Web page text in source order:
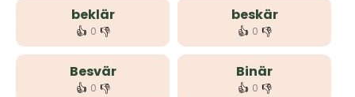
beklär
👍 0 👎
beskär
👍 0 👎
Besvär
👍 0 👎
Binär
👍 0 👎